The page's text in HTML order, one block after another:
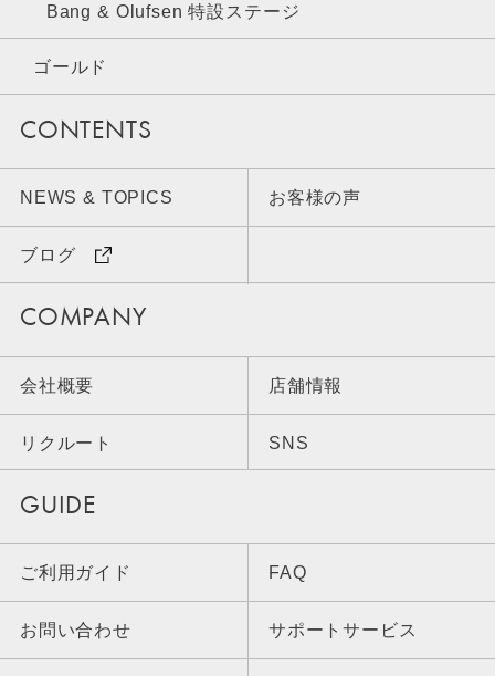
Bang & Olufsen 特設ステージ
ゴールド
CONTENTS
NEWS & TOPICS お客様の声
ブログ
COMPANY
会社概要 店舗情報
リクルート SNS
GUIDE
ご利用ガイド FAQ
お問い合わせ サポートサービス